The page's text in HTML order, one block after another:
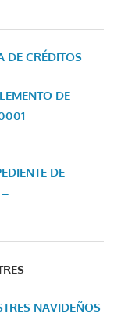
DE CRÉDITOS
DE
DE
NAVIDEÑOS